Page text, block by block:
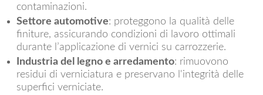
contaminazioni.
Settore automotive: proteggono la qualità delle
finiture, assicurando condizioni di lavoro ottimali
durante l’applicazione di vernici su carrozzerie.
Industria del legno e arredamento: rimuovono
residui di verniciatura e preservano l'integrità delle
superfici verniciate.